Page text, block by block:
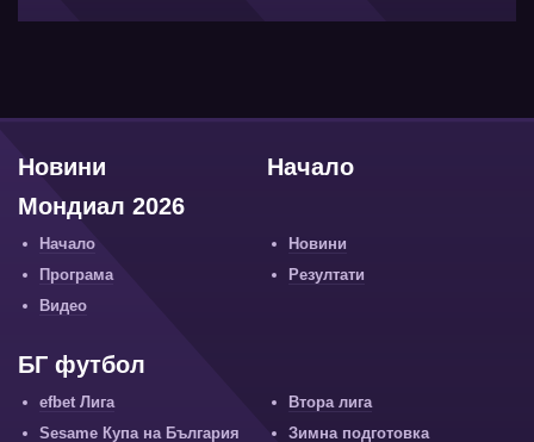
Начало
Новини
Мондиал 2026
Начало
Новини
Програма
Резултати
Видео
БГ футбол
efbet Лига
Втора лига
Sesame Купа на България
Зимна подготовка